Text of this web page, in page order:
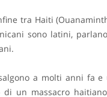
tra Haiti
sono latini,
a molti anni fa
un massacro